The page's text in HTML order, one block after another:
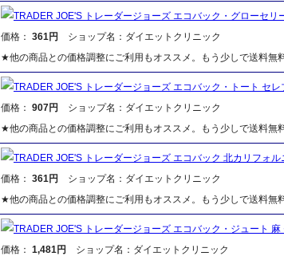
TRADER JOE'S トレーダージョーズ エコバック・グローセリ
価格： 361円
ショップ名：ダイエットクリニック
★他の商品との価格調整にご利用もオススメ。もう少しで送料無
TRADER JOE'S トレーダージョーズ エコバック・トート セレ
価格： 907円
ショップ名：ダイエットクリニック
★他の商品との価格調整にご利用もオススメ。もう少しで送料無
TRADER JOE'S トレーダージョーズ エコバック 北カリフォル
価格： 361円
ショップ名：ダイエットクリニック
★他の商品との価格調整にご利用もオススメ。もう少しで送料無
TRADER JOE'S トレーダージョーズ エコバック・ジュート 麻
価格： 1,481円
ショップ名：ダイエットクリニック